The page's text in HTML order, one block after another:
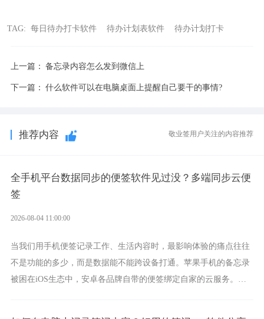
TAG: 每日待办打卡软件 待办计划表软件 待办计划打卡
上一篇： 备忘录内容怎么发到微信上
下一篇： 什么软件可以在电脑桌面上提醒自己要干的事情?
推荐内容 敬业签用户关注的内容推荐
全手机平台数据同步的便签软件见过没？多端同步云便
签
2026-08-04 11:00:00
当我们用手机便签记录工作、生活内容时，最影响体验的痛点往往
不是功能的多少，而是数据能不能跨设备打通。苹果手机的备忘录
被困在iOS生态中，安卓各品牌自带的便签绑定自家的云服务。而